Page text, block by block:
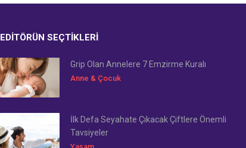
EDITÖRÜN SEÇTIKLERI
Grip Olan Annelere 7 Emzirme Kuralı
Anne & Çocuk
İlk Defa Seyahate Çıkacak Çiftlere Önemli
Tavsiyeler
Yaşam